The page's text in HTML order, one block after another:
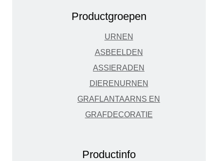
Productgroepen
URNEN
ASBEELDEN
ASSIERADEN
DIERENURNEN
GRAFLANTAARNS EN
GRAFDECORATIE
Productinfo